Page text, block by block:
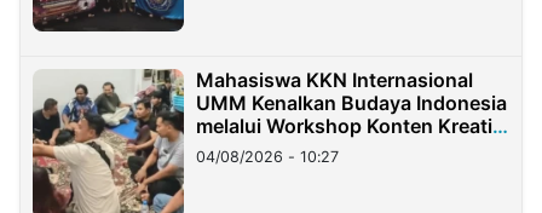
Mahasiswa KKN Internasional
UMM Kenalkan Budaya Indonesia
melalui Workshop Konten Kreatif
di Taiwan
04/08/2026 - 10:27